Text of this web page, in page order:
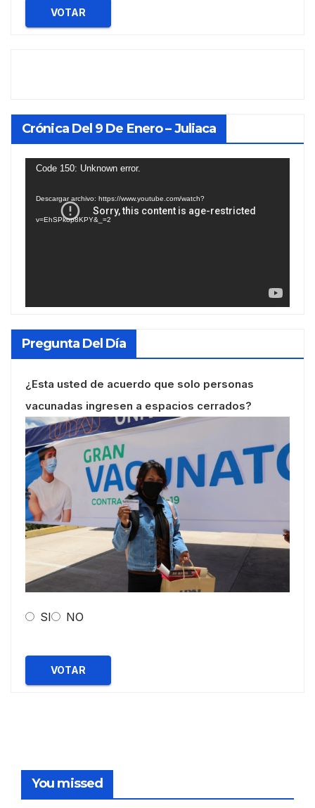
VOTAR
Crónica Del 9 De Enero – Juliaca
Reproductor
Code 150: Unknown error.
Descargar archivo: https://www.youtube.com/watch?
v=EhSPkop8KPY&_=2
Pregunta Del Día
¿Esta usted de acuerdo que solo personas
vacunadas ingresen a espacios cerrados?
SI NO
VOTAR
You missed